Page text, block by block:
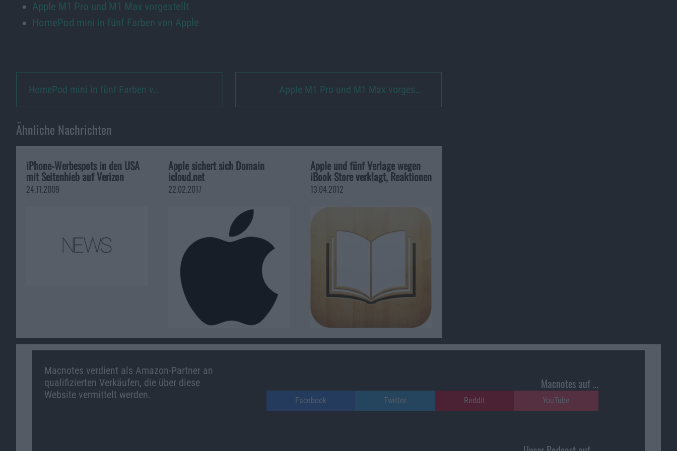
Apple M1 Pro und M1 Max vorgestellt
HomePod mini in fünf Farben von Apple
HomePod mini in fünf Farben v… Apple M1 Pro und M1 Max vorges…
Ähnliche Nachrichten
iPhone-Werbespots in den USA
mit Seitenhieb auf Verizon
24.11.2009
Apple sichert sich Domain
icloud.net
22.02.2017
Apple und fünf Verlage wegen
iBook Store verklagt, Reaktionen
13.04.2012
Macnotes verdient als Amazon-Partner an
qualifizierten Verkäufen, die über diese
Website vermittelt werden.
Macnotes auf …
Facebook Twitter Reddit YouTube